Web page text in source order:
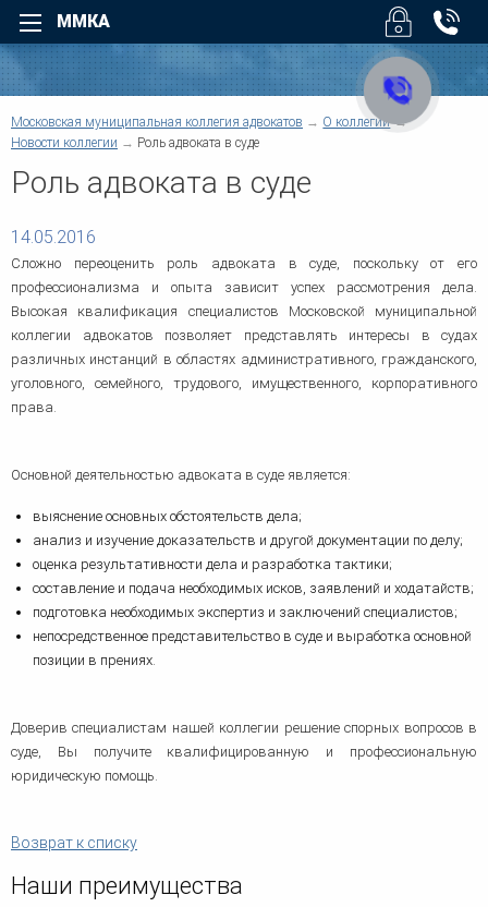
Назад
О коллегии
Структура коллегии
Видео ММКА
Назад
Услуги
Для физических лиц
Назад
Для физических лиц
Возмещение вреда
Семейные споры
Наследство
Банковское право
Медицинское право
Недвижимость
Неимущественные права
Оспаривание сделок
Страхование
Для юридических лиц
Назад
Для юридических лиц
Налоговые споры
задолженности
Административные споры
Договорные отношения
Защита деловой репутации
Компенсация ущерба
Корпоративные споры
Споры по недвижимости
Страховые споры
Таможенный адвокат
досудебном порядке
Информационные базы
Суды
Назад
Верховный Суд РФ -
суды регионов
Другие суды
Европейский Суд по
Конституционный Суд РФ
ММКА
Московская муниципальная коллегия адвокатов
О коллегии
Новости коллегии
Роль адвоката в суде
Роль адвоката в суде
14.05.2016
Сложно переоценить роль адвоката в суде, поскольку от его
профессионализма и опыта зависит успех рассмотрения дела.
Высокая квалификация специалистов Московской муниципальной
коллегии адвокатов позволяет представлять интересы в судах
различных инстанций в областях административного, гражданского,
уголовного, семейного, трудового, имущественного, корпоративного
права.
Основной деятельностью адвоката в суде является:
выяснение основных обстоятельств дела;
анализ и изучение доказательств и другой документации по делу;
оценка результативности дела и разработка тактики;
составление и подача необходимых исков, заявлений и ходатайств;
подготовка необходимых экспертиз и заключений специалистов;
непосредственное представительство в суде и выработка основной
позиции в прениях.
Доверив специалистам нашей коллегии решение спорных вопросов в
суде, Вы получите квалифицированную и профессиональную
юридическую помощь.
Возврат к списку
Наши преимущества